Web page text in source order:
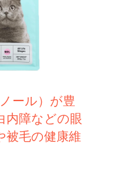
ール）が豊
内障などの眼
被毛の健康維